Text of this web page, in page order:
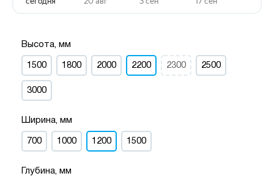
Высота, мм
1500 1800 2000 2200 2300 2500
3000
Ширина, мм
700 1000 1200 1500
Глубина, мм